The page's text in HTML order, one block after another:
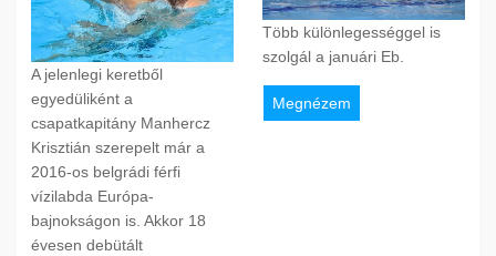
A jelenlegi keretből
egyedüliként a
csapatkapitány Manhercz
Krisztián szerepelt már a
2016-os belgrádi férfi
vízilabda Európa-
bajnokságon is. Akkor 18
évesen debütált
Több különlegességgel is
szolgál a januári Eb.
Megnézem